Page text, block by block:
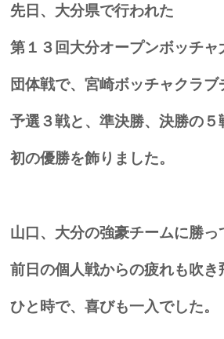
先日、大分県で行われた
第１３回大分オープンボッチャ
団体戦で、宮崎ボッチャクラブ
予選３戦と、準決勝、決勝の５
初の優勝を飾りました。
山口、大分の強豪チームに勝っ
前日の個人戦からの疲れも吹き
ひと時で、喜びも一入でした。